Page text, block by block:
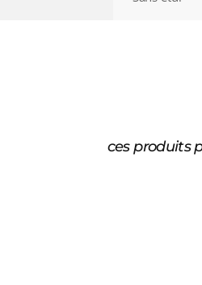
ces produits